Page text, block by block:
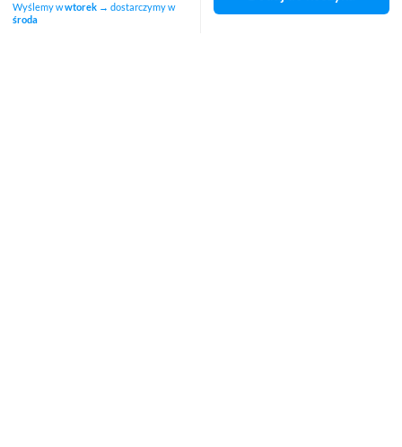
Status zamówienia
Wyślemy wwtorek → dostarczymy w
środa